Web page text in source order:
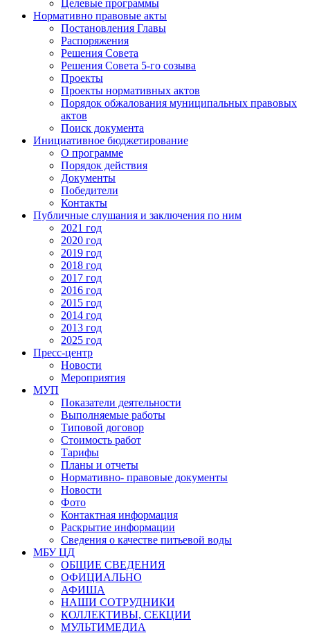
Целевые программы
Нормативно правовые акты
Постановления Главы
Распоряжения
Решения Совета
Решения Совета 5-го созыва
Проекты
Проекты нормативных актов
Порядок обжалования муниципальных правовых
актов
Поиск документа
Инициативное бюджетирование
О программе
Порядок действия
Документы
Победители
Контакты
Публичные слушания и заключения по ним
2021 год
2020 год
2019 год
2018 год
2017 год
2016 год
2015 год
2014 год
2013 год
2025 год
Пресс-центр
Новости
Мероприятия
МУП
Показатели деятельности
Выполняемые работы
Типовой договор
Стоимость работ
Тарифы
Планы и отчеты
Нормативно- правовые документы
Новости
Фото
Контактная информация
Раскрытие информации
Сведения о качестве питьевой воды
МБУ ЦД
ОБЩИЕ СВЕДЕНИЯ
ОФИЦИАЛЬНО
АФИША
НАШИ СОТРУДНИКИ
КОЛЛЕКТИВЫ, СЕКЦИИ
МУЛЬТИМЕДИА